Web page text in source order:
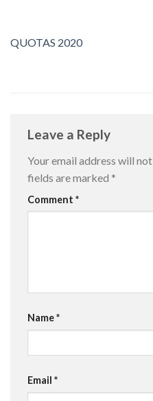
QUOTAS 2020
Leave a Reply
Your email address will
fields are marked *
Comment *
Name*
Email *